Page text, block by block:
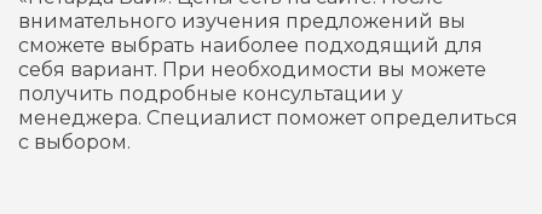
внимательного изучения предложений вы
сможете выбрать наиболее подходящий для
себя вариант. При необходимости вы можете
получить подробные консультации у
менеджера. Специалист поможет определиться
с выбором.